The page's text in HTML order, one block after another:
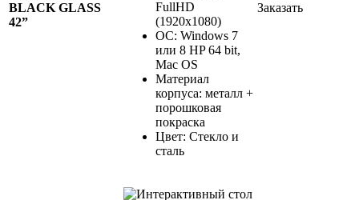
BLACK GLASS
42”
FullHD
(1920x1080)
ОС: Windows 7
или 8 HP 64 bit,
Mac OS
Материал
корпуса: металл +
порошковая
покраска
Цвет: Стекло и
сталь
Заказать